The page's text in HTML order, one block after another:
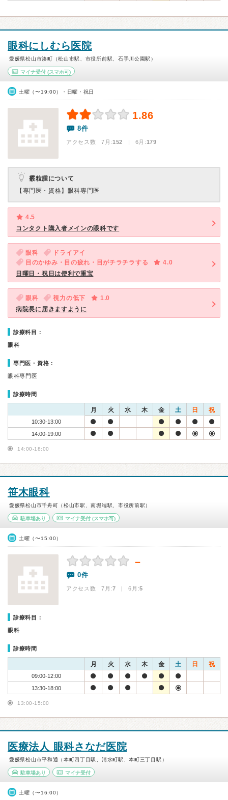
眼科にしむら医院
愛媛県松山市湊町（松山市駅、市役所前駅、石手川公園駅）
マイナ受付 (スマホ可)
土曜（〜19:00）・日曜・祝日
1.86
8件
アクセス数 7月:152 | 6月:179
霰粒腫について
【専門医・資格】 眼科専門医
4.5
コンタクト購入者メインの眼科です
眼科
ドライアイ
目のかゆみ・目の疲れ・目がチラチラする
4.0
日曜日・祝日は便利で重宝
眼科 視力の低下
1.0
病院長に届きますように
診療科目：
眼科
専門医・資格：
眼科専門医
診療時間
月 火 水 木 金 土 日 祝
10:30-13:00
14:00-19:00
14:00-18:00
笹木眼科
愛媛県松山市千舟町（松山市駅、南堀端駅、市役所前駅）
駐車場あり マイナ受付(スマホ可)
土曜（〜15:00）
－
0件
アクセス数 7月:7 | 6月:5
診療科目：
眼科
診療時間
月 火 水 木 金 土 日 祝
09:00-12:00
13:30-18:00
13:00-15:00
医療法人 眼科さなだ医院
愛媛県松山市平和通（本町四丁目駅、清水町駅、本町三丁目駅）
駐車場あり マイナ受付
土曜（〜16:00）